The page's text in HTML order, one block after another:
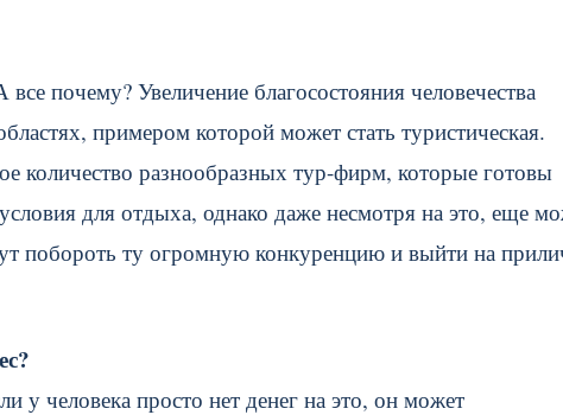
почему? Увеличение благосостояния человечества
примером которой может стать туристическая.
количество разнообразных тур-фирм, которые готовы
для отдыха, однако даже несмотря на это, еще
побороть ту огромную конкуренцию и выйти на
человека просто нет денег на это, он может